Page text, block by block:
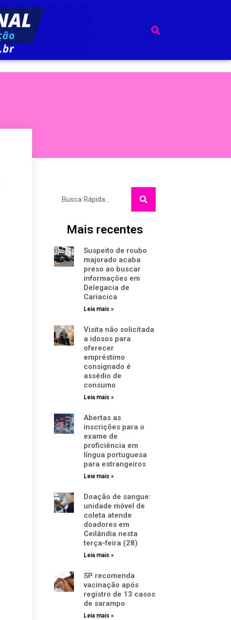
Mais recentes
Suspeito de roubo
majorado acaba
preso ao buscar
informações em
Delegacia de
Cariacica
Leia mais »
Visita não solicitada
a idosos para
oferecer
empréstimo
consignado é
assédio de
consumo
Leia mais »
Abertas as
inscrições para o
exame de
proficiência em
língua portuguesa
para estrangeiros
Leia mais »
Doação de sangue:
unidade móvel de
coleta atende
doadores em
Ceilândia nesta
terça-feira (28)
Leia mais »
SP recomenda
vacinação após
registro de 13 casos
de sarampo
Leia mais »